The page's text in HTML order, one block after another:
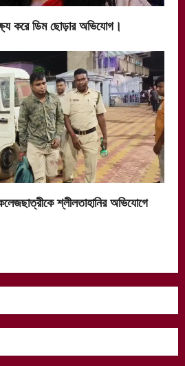
করে ডিম ছোড়ার অভিযোগ।
শ্লীলতাহানির অভিযোগে